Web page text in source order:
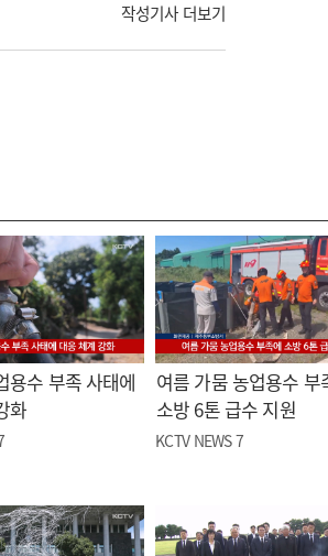
작성기사 더보기
용수 부족 사태에
화
여름 가뭄 농업용수 부
소방 6톤 급수 지원
KCTV NEWS 7